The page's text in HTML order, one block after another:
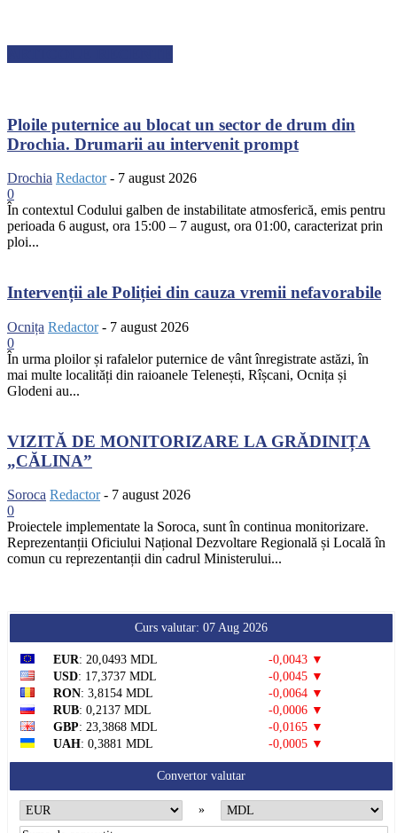
Ploile puternice au blocat un sector de drum din
Drochia. Drumarii au intervenit prompt
Drochia Redactor - 7 august 2026
0
În contextul Codului galben de instabilitate atmosferică, emis pentru
perioada 6 august, ora 15:00 – 7 august, ora 01:00, caracterizat prin
ploi...
Intervenții ale Poliției din cauza vremii nefavorabile
Ocnița Redactor - 7 august 2026
0
În urma ploilor și rafalelor puternice de vânt înregistrate astăzi, în
mai multe localități din raioanele Telenești, Rîșcani, Ocnița și
Glodeni au...
VIZITĂ DE MONITORIZARE LA GRĂDINIȚA
„CĂLINA”
Soroca Redactor - 7 august 2026
0
Proiectele implementate la Soroca, sunt în continua monitorizare.
Reprezentanții Oficiului Național Dezvoltare Regională și Locală în
comun cu reprezentanții din cadrul Ministerului...
Curs valutar: 07 Aug 2026
EUR: 20,0493 MDL
-0,0043 ▼
USD: 17,3737 MDL
-0,0045 ▼
RON: 3,8154 MDL
-0,0064 ▼
RUB: 0,2137 MDL
-0,0006 ▼
GBP: 23,3868 MDL
-0,0165 ▼
UAH: 0,3881 MDL -0,0005 ▼
Convertor valutar
»